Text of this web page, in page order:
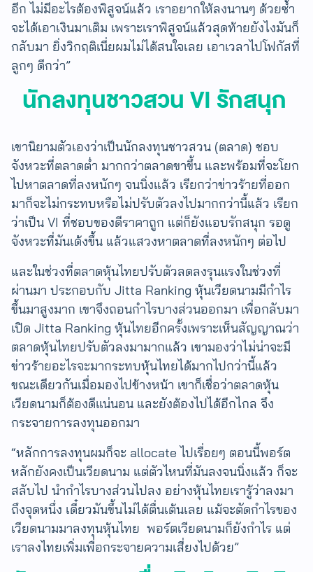
อีก​ ไม่มีอะไรต้องพิสูจน์แล้ว เราอยากให้ลงนานๆ ด้วยซ้ำ
จะได้เอาเงินมาเติม เพราะเราพิสูจน์แล้วสุดท้ายยังไงมันก็
กลับมา ยิ่งวิกฤติเนี่ยผมไม่ได้สนใจเลย เอาเวลาไปโฟกัสที่
ลูกๆ ดีกว่า”
นักลงทุนชาวสวน VI รักสนุก
เขานิยามตัวเองว่าเป็นนักลงทุนชาวสวน (ตลาด) ชอบ
จังหวะที่ตลาดต่ำ มากกว่าตลาดขาขึ้น และพร้อมที่จะโยก
ไปหาตลาดที่ลงหนักๆ จนนิ่งแล้ว เรียกว่าข่าวร้ายที่ออก
มาก็จะไม่กระทบหรือไม่ปรับตัวลงไปมากกว่านี้แล้ว เรียก
ว่าเป็น VI ที่ชอบของดีราคาถูก แต่ก็ยังแอบรักสนุก รอดู
จังหวะที่มันเด้งขึ้น แล้วแสวงหาตลาดที่ลงหนักๆ ต่อไป
และในช่วงที่ตลาดหุ้นไทยปรับตัวลดลงรุนแรงในช่วงที่
ผ่านมา ประกอบกับ Jitta Ranking หุ้นเวียดนามมีกำไร
ขึ้นมาสูงมาก เขาจึงถอนกำไรบางส่วนออกมา เพื่อกลับมา
เปิด Jitta Ranking หุ้นไทย​อีกครั้งเพราะเห็นสัญญาณว่า
ตลาดหุ้นไทยปรับตัวลงมามากแล้ว เขามองว่าไม่น่าจะมี
ข่าวร้ายอะไรจะมากระทบหุ้นไทยได้มากไปกว่านี้แล้ว
ขณะเดียวกันเมื่อมองไปข้างหน้า เขาก็เชื่อว่าตลาดหุ้น
เวียดนามก็ต้องดีแน่นอน และยังต้องไปได้อีกไกล จึง
กระจายการลงทุนออกมา
“หลักการลงทุนผมก็จะ allocate ไปเรื่อยๆ ตอนนี้พอร์ต
หลักยังคงเป็นเวียดนาม แต่ตัวไหนที่มันลงจนนิ่งแล้ว​ ก็จะ
สลับไป นำกำไรบางส่วนไปลง อย่างหุ้นไทยเรารู้ว่าลงมา
ถึงจุดหนึ่ง เดี๋ยวมันขึ้นไม่ได้ตื่นเต้นเลย แม้จะตัดกำไรของ
เวียดนามมาลงทุนหุ้นไทย พอร์ตเวียดนามก็ยังกำไร แต่
เราลงไทยเพิ่มเพื่อกระจายความเสี่ยงไปด้วย”